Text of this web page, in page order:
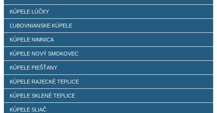
KÚPELE LÚČKY
ĽUBOVNIANSKE KÚPELE
KÚPELE NIMNICA
KÚPELE NOVÝ SMOKOVEC
KÚPELE PIEŠŤANY
KÚPELE RAJECKÉ TEPLICE
KÚPELE SKLENÉ TEPLICE
KÚPELE SLIAČ